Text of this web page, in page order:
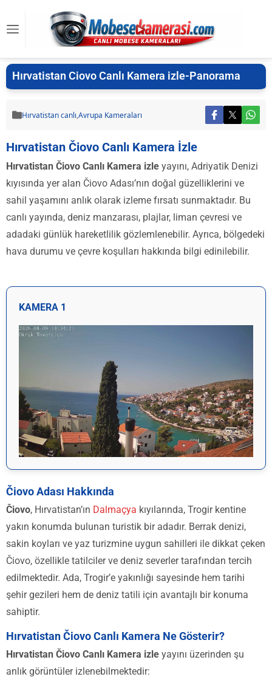
Hırvatistan Ciovo Canlı Kamera izle-Panorama
Hırvatistan canlı,Avrupa Kameraları
Hırvatistan Čiovo Canlı Kamera İzle
Hırvatistan Čiovo Canlı Kamera izle yayını, Adriyatik Denizi
kıyısında yer alan Čiovo Adası’nın doğal güzelliklerini ve
sahil yaşamını anlık olarak izleme fırsatı sunmaktadır. Bu
canlı yayında, deniz manzarası, plajlar, liman çevresi ve
adadaki günlük hareketlilik gözlemlenebilir. Ayrıca, bölgedeki
hava durumu ve çevre koşulları hakkında bilgi edinilebilir.
KAMERA 1
Čiovo Adası Hakkında
Čiovo, Hırvatistan’ın Dalmaçya kıyılarında, Trogir kentine
yakın konumda bulunan turistik bir adadır. Berrak denizi,
sakin koyları ve yaz turizmine uygun sahilleri ile dikkat çeken
Čiovo, özellikle tatilciler ve deniz severler tarafından tercih
edilmektedir. Ada, Trogir’e yakınlığı sayesinde hem tarihi
şehir gezileri hem de deniz tatili için avantajlı bir konuma
sahiptir.
Hırvatistan Čiovo Canlı Kamera Ne Gösterir?
Hırvatistan Čiovo Canlı Kamera izle yayını üzerinden şu
anlık görüntüler izlenebilmektedir: